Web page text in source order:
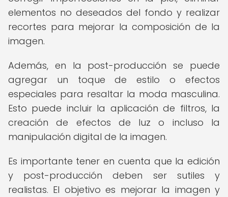
elementos no deseados del fondo y realizar
recortes para mejorar la composición de la
imagen.
Además, en la post-producción se puede
agregar un toque de estilo o efectos
especiales para resaltar la moda masculina.
Esto puede incluir la aplicación de filtros, la
creación de efectos de luz o incluso la
manipulación digital de la imagen.
Es importante tener en cuenta que la edición
y post-producción deben ser sutiles y
realistas. El objetivo es mejorar la imagen y